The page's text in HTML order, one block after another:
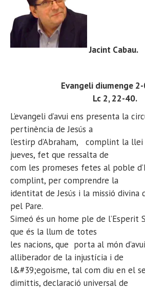
Jacint Cabau.
Evangeli diumenge
Lc 2, 22-40.
L’evangeli d’avui ens presenta la
pertinència de Jesús a
l’estirp d’Abraham, complint la
jueves, fet que ressalta de
com les promeses fetes al poble
complint, per comprendre la
identitat de Jesús i la missió divina
pel Pare.
Simeó és un home ple de l’Esperit
que és la llum de totes
les nacions, que porta al món
alliberador de la injustícia i de
l&#39;egoisme, tal com diu en el
dimittis, declaració universal de